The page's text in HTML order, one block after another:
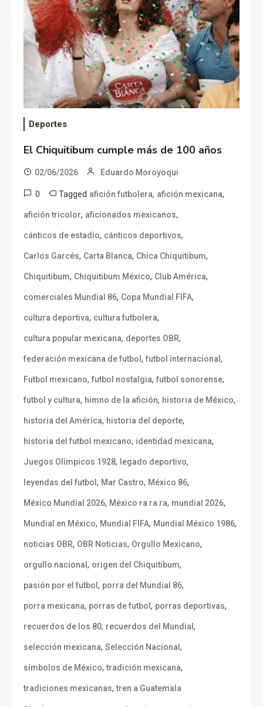
Deportes
El Chiquitibum cumple más de 100 años
02/06/2026 Eduardo Moroyoqui
0 Tagged afición futbolera, afición mexicana,
afición tricolor, aficionados mexicanos,
cánticos de estadio, cánticos deportivos,
Carlos Garcés, Carta Blanca, Chica Chiquitibum,
Chiquitibum, Chiquitibum México, Club América,
comerciales Mundial 86, Copa Mundial FIFA,
cultura deportiva, cultura futbolera,
cultura popular mexicana, deportes OBR,
federación mexicana de futbol , futbol internacional ,
Futbol mexicano, futbol nostalgia, futbol sonorense,
futbol y cultura, himno de la afición, historia de México,
historia del América, historia del deporte,
historia del futbol mexicano, identidad mexicana,
Juegos Olímpicos 1928, legado deportivo,
leyendas del futbol , Mar Castro, México 86,
México Mundial 2026, México ra ra ra, mundial 2026,
Mundial en México, Mundial FIFA, Mundial México 1986,
noticias OBR, OBR Noticias, Orgullo Mexicano,
orgullo nacional , origen del Chiquitibum,
pasión por el futbol , porra del Mundial 86,
porra mexicana, porras de futbol , porras deportivas,
recuerdos de los 80, recuerdos del Mundial ,
selección mexicana, Selección Nacional ,
símbolos de México,tradición mexicana,
tradiciones mexicanas,tren a Guatemala